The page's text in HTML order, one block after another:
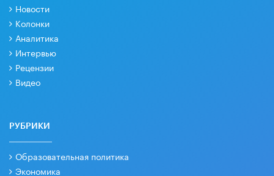
Новости
Колонки
Аналитика
Интервью
Рецензии
Видео
РУБРИКИ
Образовательная политика
Экономика